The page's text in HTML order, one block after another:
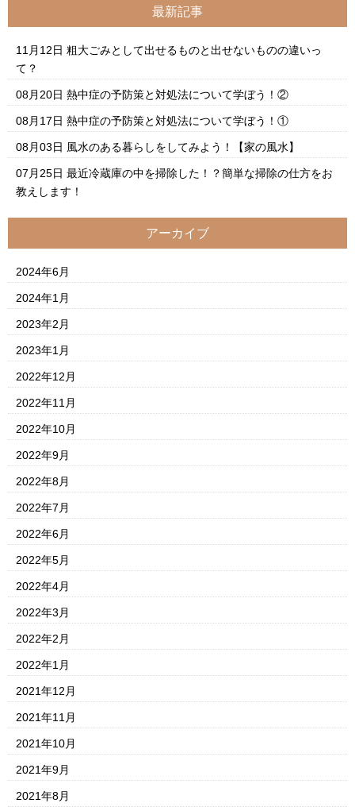
最新記事
11月12日 粗大ごみとして出せるものと出せないものの違いっ
て？
08月20日 熱中症の予防策と対処法について学ぼう！②
08月17日 熱中症の予防策と対処法について学ぼう！①
08月03日 風水のある暮らしをしてみよう！【家の風水】
07月25日 最近冷蔵庫の中を掃除した！？簡単な掃除の仕方をお
教えします！
アーカイブ
2024年6月
2024年1月
2023年2月
2023年1月
2022年12月
2022年11月
2022年10月
2022年9月
2022年8月
2022年7月
2022年6月
2022年5月
2022年4月
2022年3月
2022年2月
2022年1月
2021年12月
2021年11月
2021年10月
2021年9月
2021年8月